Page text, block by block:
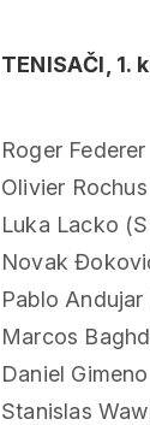
TENISAČI, 1.
Roger
Olivier
Luka Lacko
Novak
Pablo
Marcos
Daniel
Stanislas